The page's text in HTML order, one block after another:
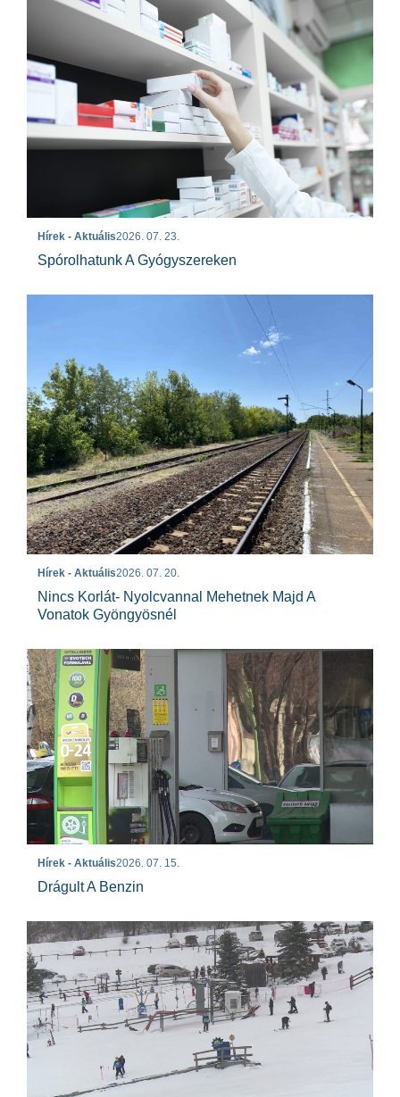
Hírek - Aktuális2026. 07. 23.
Spórolhatunk A Gyógyszereken
Hírek - Aktuális2026. 07. 20.
Nincs Korlát- Nyolcvannal Mehetnek Majd A
Vonatok Gyöngyösnél
Hírek - Aktuális2026. 07. 15.
Drágult A Benzin